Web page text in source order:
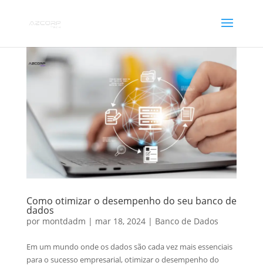
Como otimizar o desempenho do seu banco de
dados
por montdadm | mar 18, 2024| Banco de Dados
Em um mundo onde os dados são cada vez mais essenciais
para o sucesso empresarial, otimizar o desempenho do